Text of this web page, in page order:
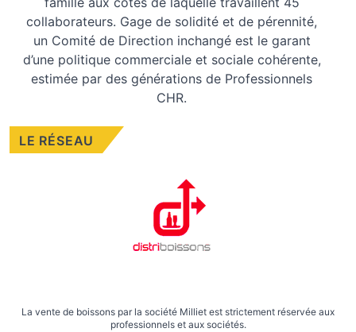
collaborateurs. Gage de solidité et de pérennité,
un Comité de Direction inchangé est le garant
d’une politique commerciale et sociale cohérente,
estimée par des générations de Professionnels
CHR.
LE RÉSEAU
La vente de boissons par la société Milliet est strictement réservée aux
professionnels et aux sociétés.